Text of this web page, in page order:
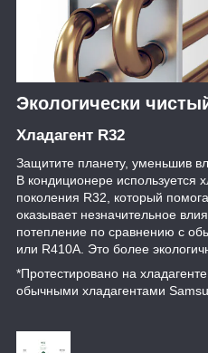
Экологически
Хладагент R32
Защитите планету, уменьшив
В кондиционере используется
поколения R32, который
оказывает незначительное
потепление по сравнению с
или R410A. Это более
*Протестировано на
обычными хладагентами